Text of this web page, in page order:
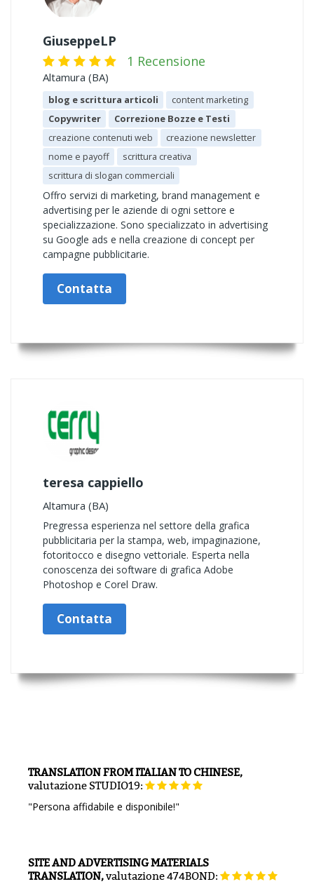
GiuseppeLP
1 Recensione
Altamura (BA)
blog e scrittura articoli
content marketing
Copywriter
Correzione Bozze e Testi
creazione contenuti web
creazione newsletter
nome e payoff
scrittura creativa
scrittura di slogan commerciali
Offro servizi di marketing, brand management e
advertising per le aziende di ogni settore e
specializzazione. Sono specializzato in advertising
su Google ads e nella creazione di concept per
campagne pubblicitarie.
Contatta
teresa cappiello
Altamura (BA)
Pregressa esperienza nel settore della grafica
pubblicitaria per la stampa, web, impaginazione,
fotoritocco e disegno vettoriale. Esperta nella
conoscenza dei software di grafica Adobe
Photoshop e Corel Draw.
Contatta
TRANSLATION FROM ITALIAN TO CHINESE,
valutazioneSTUDIO19:
"Persona affidabile e disponibile!"
SITE AND ADVERTISING MATERIALS
TRANSLATION,valutazione474BOND: